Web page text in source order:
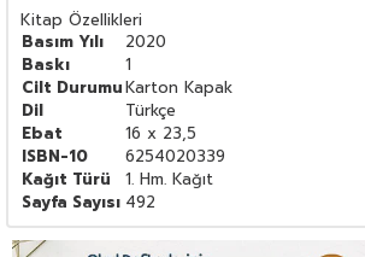
Kitap Özellikleri
Basım Yılı
2020
Baskı
1
Cilt DurumuKarton Kapak
Dil
Türkçe
Ebat
16 x 23,5
ISBN-10
6254020339
Kağıt Türü
1. Hm. Kağıt
Sayfa Sayısı 492